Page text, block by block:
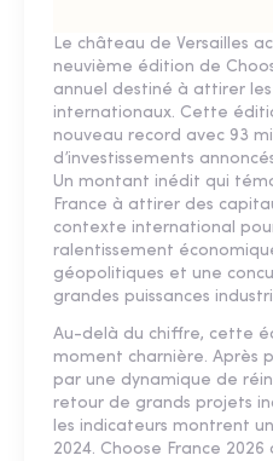
Le château de Versailles
neuvième édition de
annuel destiné à attirer les
internationaux. Cette
nouveau record avec 93
d’investissements
Un montant inédit qui
France à attirer des
contexte international
ralentissement
géopolitiques et une
grandes puissances
Au-delà du chiffre, cette
moment charnière. Après
par une dynamique de
retour de grands projets
les indicateurs montrent
2024. Choose France